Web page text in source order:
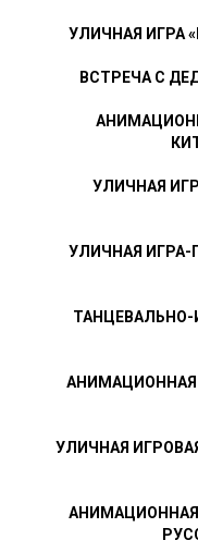
УЛИЧНАЯ ИГРА
ВСТРЕЧА С
УЛИЧНАЯ
УЛИЧНАЯ
АНИМАЦИОННАЯ
УЛИЧНАЯ